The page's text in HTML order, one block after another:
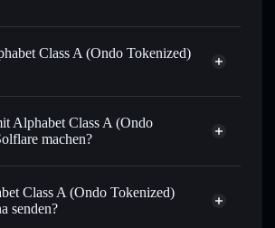
Class A (Ondo Tokenized)
(Ondo Tokenized)
verifizierter
Alphabet Class A (Ondo
machen?
A (Ondo Tokenized)
Solflare-
– tausche GOOGLON gegen SOL, USDC
Class A (Ondo Tokenized)
senden?